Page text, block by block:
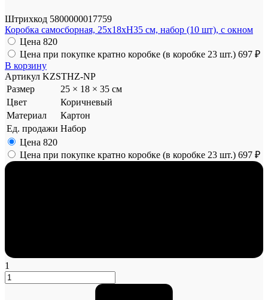
Штрихкод 5800000017759
Коробка самосборная, 25x18xH35 см, набор (10 шт), с окном
Цена 820
Цена при покупке кратно коробке (в коробке 23 шт.) 697 ₽
В корзину
Артикул KZSTHZ-NP
Размер
25 × 18 × 35 см
Цвет
Коричневый
Материал
Картон
Ед. продажи Набор
Цена 820
Цена при покупке кратно коробке (в коробке 23 шт.) 697 ₽
1